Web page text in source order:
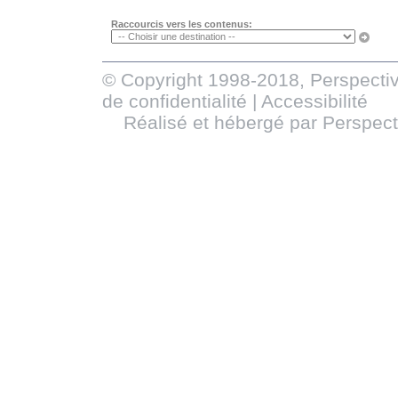
Raccourcis vers les contenus:
© Copyright 1998-2018,
de confidentialité | Accessibilité
Réalisé et hébergé par